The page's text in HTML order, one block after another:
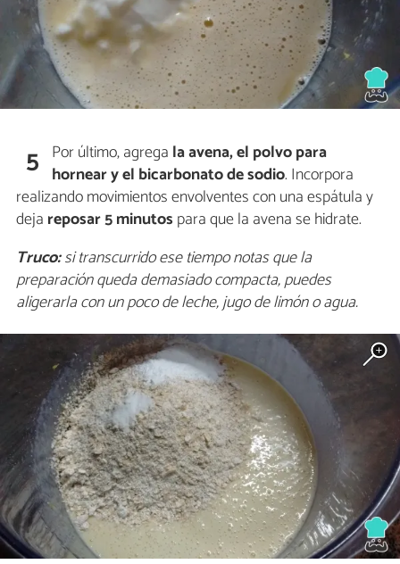
5 Por último, agrega la avena, el polvo para
hornear y el bicarbonato de sodio. Incorpora
realizando movimientos envolventes con una espátula y
deja reposar 5 minutos para que la avena se hidrate.
Truco:si transcurrido ese tiempo notas que la
preparación queda demasiado compacta, puedes
aligerarla con un poco de leche, jugo de limón o agua.